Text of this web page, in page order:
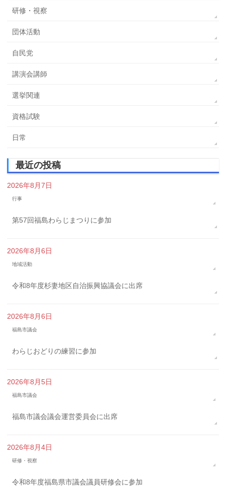
研修・視察
団体活動
自民党
講演会講師
選挙関連
資格試験
日常
最近の投稿
2026年8月7日
行事
第57回福島わらじまつりに参加
2026年8月6日
地域活動
令和8年度杉妻地区自治振興協議会に出席
2026年8月6日
福島市議会
わらじおどりの練習に参加
2026年8月5日
福島市議会
福島市議会議会運営委員会に出席
2026年8月4日
研修・視察
令和8年度福島県市議会議員研修会に参加